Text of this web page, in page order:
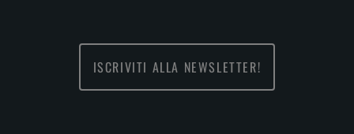
ISCRIVITI ALLA NEWSLETTER!